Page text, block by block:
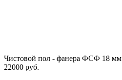
Чистовой пол - фанера ФСФ 18 мм
22000 руб.